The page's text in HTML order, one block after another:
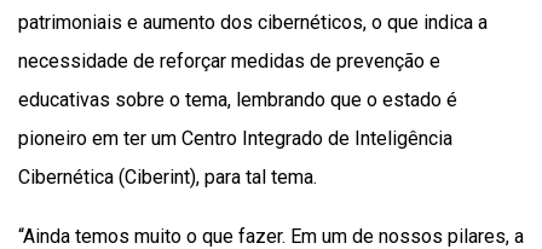
patrimoniais e aumento dos cibernéticos, o que indica a
necessidade de reforçar medidas de prevenção e
educativas sobre o tema, lembrando que o estado é
pioneiro em ter um Centro Integrado de Inteligência
Cibernética (Ciberint), para tal tema.
“Ainda temos muito o que fazer. Em um de nossos pilares, a